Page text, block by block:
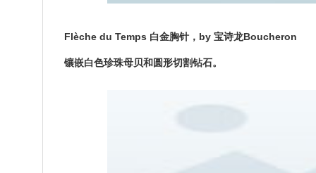
Flèche du Temps 白金胸针，by 宝诗龙Boucheron
镶嵌白色珍珠母贝和圆形切割钻石。